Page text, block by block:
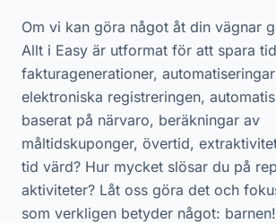
Om vi kan göra något åt din vägnar
Allt i Easy är utformat för att spara
fakturagenerationer,
elektroniska registreringen,
baserat på närvaro, beräkningar av
måltidskuponger, övertid,
tid värd? Hur mycket slösar du på
aktiviteter? Låt oss göra det och
som verkligen betyder något: barnen!